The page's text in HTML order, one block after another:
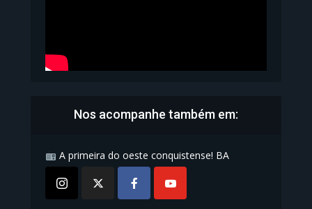
Nos acompanhe também em:
A primeira do oeste conquistense! BA